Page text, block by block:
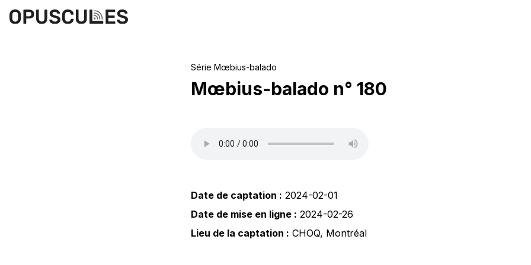
Série Mœbius-balado
Mœbius-balado n° 180
Date de captation : 2024-02-01
Date de mise en ligne : 2024-02-26
Lieu de la captation : CHOQ, Montréal